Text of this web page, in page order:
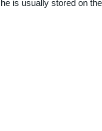
is usually stored on the